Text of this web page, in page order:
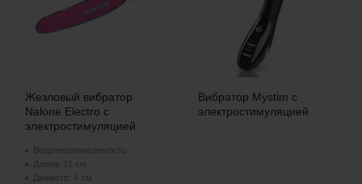
Жезловый вибратор
Nalone Electro с
электростимуляцией
Водонепроницаемость
Длина: 21 см
Диаметр: 4 см
Вибратор Mystim с
электростимуляцией